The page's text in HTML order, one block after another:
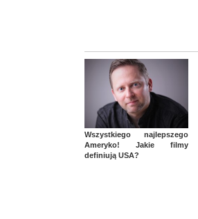
Wszystkiego najlepszego
Ameryko! Jakie filmy
definiują USA?